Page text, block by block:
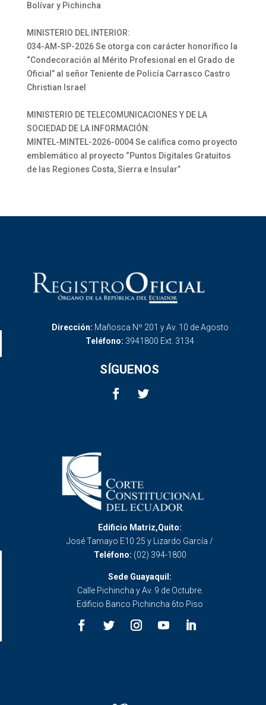
Bolívar y Pichincha
MINISTERIO DEL INTERIOR:
034-AM-SP-2026 Se otorga con carácter honorífico la
“Condecoración al Mérito Profesional en el Grado de
Oficial” al señor Teniente de Policía Carrasco Castro
Christian Israel
MINISTERIO DE TELECOMUNICACIONES Y DE LA
SOCIEDAD DE LA INFORMACIÓN:
MINTEL-MINTEL-2026-0004 Se califica como proyecto
emblemático al proyecto “Puntos Digitales Gratuitos
de las Regiones Costa, Sierra e Insular”
Dirección: Mañosca Nº 201 y Av. 10 de Agosto
Teléfono: 3941800 Ext. 3134
SÍGUENOS
Edificio Matriz,Quito:
José Tamayo E10 25 y Lizardo García /
Teléfono: (02) 394-1800
Sede Guayaquil:
Calle Pichincha y Av. 9 de Octubre.
Edificio Banco Pichincha 6to Piso